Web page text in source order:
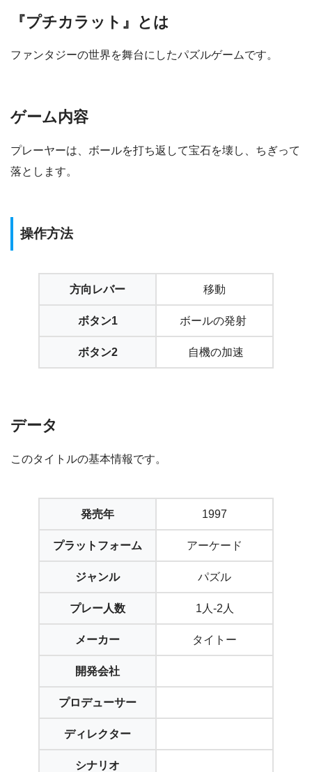
『プチカラット』とは
ファンタジーの世界を舞台にしたパズルゲームです。
ゲーム内容
プレーヤーは、ボールを打ち返して宝石を壊し、ちぎって
落とします。
操作方法
方向レバー 移動
ボタン1 ボールの発射
ボタン2 自機の加速
データ
このタイトルの基本情報です。
発売年 1997
プラットフォーム アーケード
ジャンル パズル
プレー人数 1人-2人
メーカー タイトー
開発会社
プロデューサー
ディレクター
シナリオ